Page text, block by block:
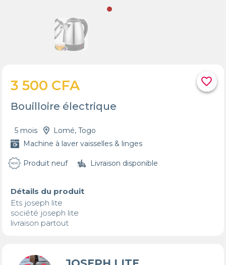
favorite_border
3 500 CFA
Bouilloire électrique
5 mois
Lomé, Togo
Machine à laver vaisselles & linges
Produit neuf Livraison disponible
Détails du produit
Ets joseph lite
société joseph lite
livraison partout